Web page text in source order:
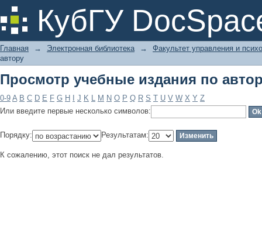
КубГУ
Просмотр учебные издания по
Главная → Электронная библиотека →
Факультет управления и
автору
Просмотр учебные издания по
0-9 A B C D E F G H J K L M N O P Q R S T U V W X Y Z
Или введите первые несколько символов:
Порядку: Результатам:
К сожалению, этот поиск не дал результатов.